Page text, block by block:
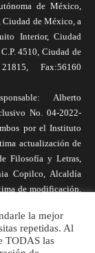
de México,
Ciudad de México, a
Interior, Ciudad
4510, Ciudad de
Fax:56160
Alberto
No. 04-2022-
por el Instituto
actualización de
Filosofía y Letras,
Copilco, Alcaldía
de modificación,
Nacional
los contenidos de
de los textos aquí
la mejor
repetidas. Al
TODAS las